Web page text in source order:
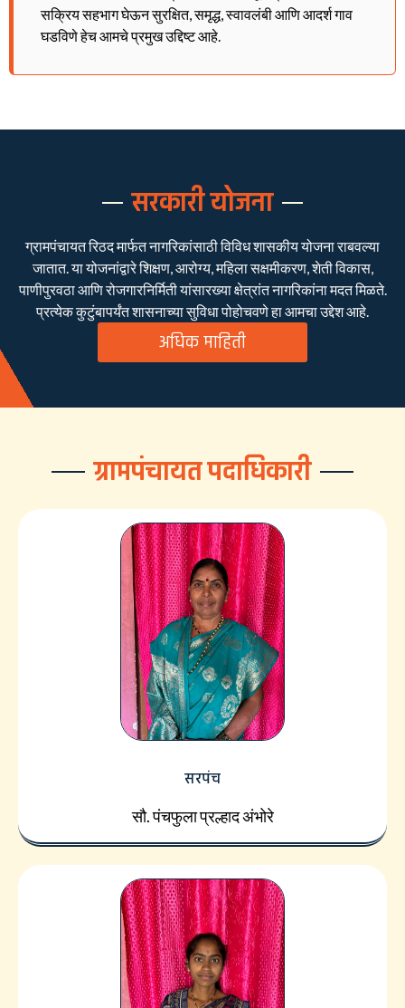
सक्रिय सहभाग घेऊन सुरक्षित, समृद्ध, स्वावलंबी आणि आदर्श गाव
घडविणे हेच आमचे प्रमुख उद्दिष्ट आहे.
सरकारी योजना
ग्रामपंचायत रिठद मार्फत नागरिकांसाठी विविध शासकीय योजना राबवल्या
जातात. या योजनांद्वारे शिक्षण, आरोग्य, महिला सक्षमीकरण, शेती विकास,
पाणीपुरवठा आणि रोजगारनिर्मिती यांसारख्या क्षेत्रांत नागरिकांना मदत मिळते.
प्रत्येक कुटुंबापर्यंत शासनाच्या सुविधा पोहोचवणे हा आमचा उद्देश आहे.
अधिक माहिती
ग्रामपंचायत पदाधिकारी
सरपंच
सौ. पंचफुला प्रल्हाद अंभोरे